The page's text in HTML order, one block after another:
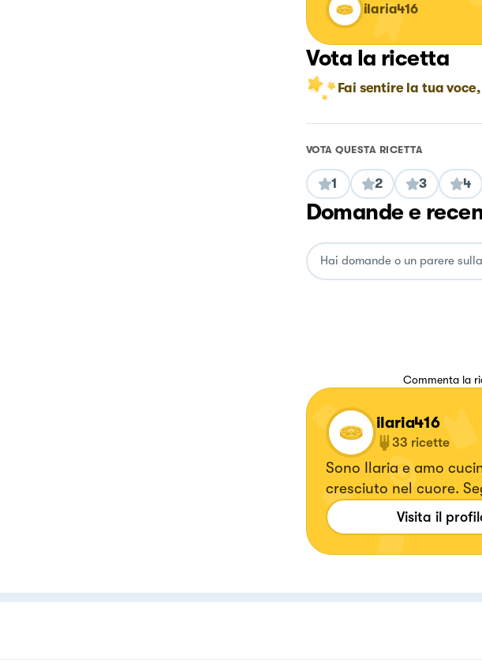
ilaria416
Vota la ricetta
Fai sentire la tua
VOTA QUESTA RICETTA
1 2 3 4
Domande e
Commenta la
ilaria416
33 ricette
Sono Ilaria e amo
cresciuto nel cuore.
🥰
Visita il